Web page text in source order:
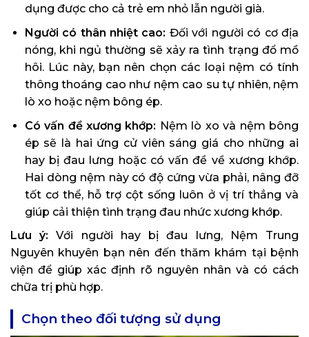
dụng được cho cả trẻ em nhỏ lẫn người già.
Người có thân nhiệt cao: Đối với người có cơ địa
nóng, khi ngủ thường sẽ xảy ra tình trạng đổ mồ
hôi. Lúc này, bạn nên chọn các loại nệm có tính
thông thoáng cao như nệm cao su tự nhiên, nệm
lò xo hoặc nệm bông ép.
Có vấn đề xương khớp: Nệm lò xo và nệm bông
ép sẽ là hai ứng cử viên sáng giá cho những ai
hay bị đau lưng hoặc có vấn đề về xương khớp.
Hai dòng nệm này có độ cứng vừa phải, nâng đỡ
tốt cơ thể, hỗ trợ cột sống luôn ở vị trí thẳng và
giúp cải thiện tình trạng đau nhức xương khớp.
Lưu ý: Với người hay bị đau lưng, Nệm Trung
Nguyên khuyên bạn nên đến thăm khám tại bệnh
viện để giúp xác định rõ nguyên nhân và có cách
chữa trị phù hợp.
Chọn theo đối tượng sử dụng